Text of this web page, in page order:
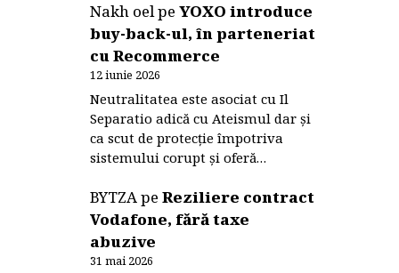
Nakh oelpeYOXO introduce
buy-back-ul, în parteneriat
cu Recommerce
12 iunie 2026
Neutralitatea este asociat cu Il
Separatio adică cu Ateismul dar și
ca scut de protecție împotriva
sistemului corupt și oferă…
BYTZApeReziliere contract
Vodafone, fără taxe
abuzive
31 mai 2026